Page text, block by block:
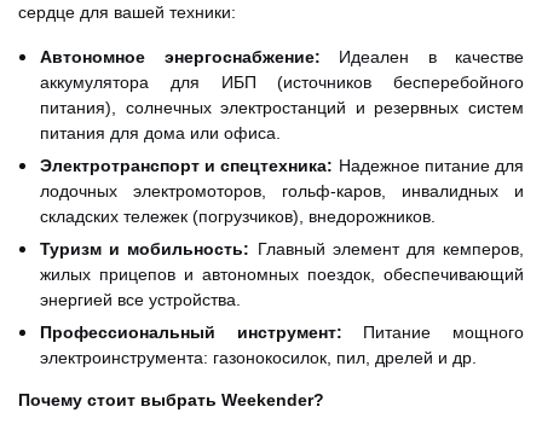
сердце для вашей техники:
Автономное энергоснабжение: Идеален в качестве
аккумулятора для ИБП (источников бесперебойного
питания), солнечных электростанций и резервных систем
питания для дома или офиса.
Электротранспорт и спецтехника: Надежное питание для
лодочных электромоторов, гольф-каров, инвалидных и
складских тележек (погрузчиков), внедорожников.
Туризм и мобильность: Главный элемент для кемперов,
жилых прицепов и автономных поездок, обеспечивающий
энергией все устройства.
Профессиональный инструмент: Питание мощного
электроинструмента: газонокосилок, пил, дрелей и др.
Почему стоит выбрать Weekender?